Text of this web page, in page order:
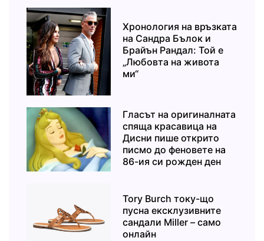
Хронология на връзката
на Сандра Бълок и
Брайън Рандал: Той е
„Любовта на живота
ми“
Гласът на оригиналната
спяща красавица на
Дисни пише открито
писмо до феновете на
86-ия си рожден ден
Tory Burch току-що
пусна ексклузивните
сандали Miller – само
онлайн